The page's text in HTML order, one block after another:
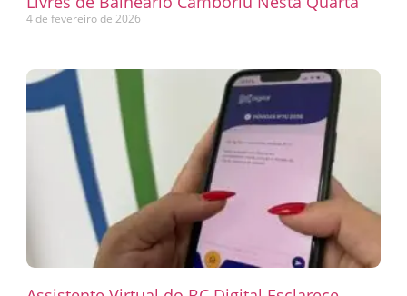
4 de fevereiro de 2026